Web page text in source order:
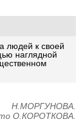
людей к своей
наглядной
Н.МОРГУНОВА.
О.КОРОТКОВА.